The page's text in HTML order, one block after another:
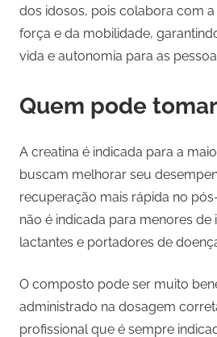
dos idosos, pois colabora com
força e da mobilidade,
vida e autonomia para as
Quem pode
A creatina é indicada para a
buscam melhorar seu
recuperação mais rápida no
não é indicada para menores de
lactantes e portadores de
O composto pode ser muito
administrado na dosagem
profissional que é sempre